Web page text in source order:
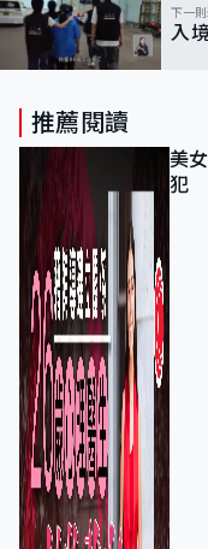
下一
入
推薦閱讀
美
犯